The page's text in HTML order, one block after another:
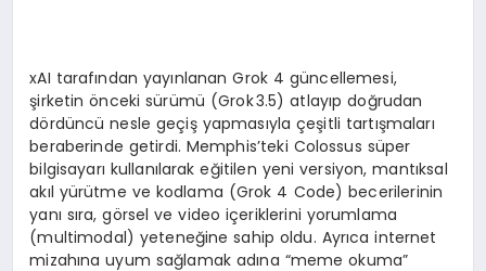
xAI tarafından yayınlanan Grok 4 güncellemesi,
şirketin önceki sürümü (Grok 3.5) atlayıp doğrudan
dördüncü nesle geçiş yapmasıyla çeşitli tartışmaları
beraberinde getirdi. Memphis’teki Colossus süper
bilgisayarı kullanılarak eğitilen yeni versiyon, mantıksal
akıl yürütme ve kodlama (Grok 4 Code) becerilerinin
yanı sıra, görsel ve video içeriklerini yorumlama
(multimodal) yeteneğine sahip oldu. Ayrıca internet
mizahına uyum sağlamak adına “meme okuma”